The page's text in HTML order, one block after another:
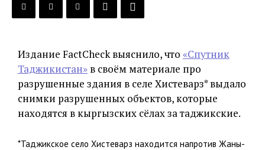
Издание FactCheck выяснило, что «Спутник
Таджикистан» в своём материале про
разрушенные здания в селе Хистеварз* выдало
снимки разрушенных объектов, которые
находятся в кыргызских сёлах за таджикские.
*Таджикское село Хистеварз находится напротив Жаны-